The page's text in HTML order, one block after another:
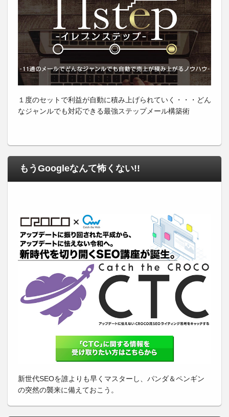
１度のセットで利益が自動に積み上げられていく・・・どん
なジャンルでも対応できる最強ステップメール構築術
もうGoogleなんて怖くない!!
新世代SEOを誰よりも早くマスターし、パンダ＆ペンギン
の突然の襲来に備えておこう。